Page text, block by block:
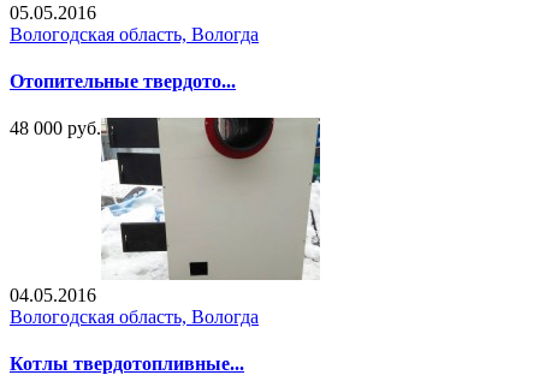
05.05.2016
Вологодская область, Вологда
Отопительные твердото...
48 000 руб.
04.05.2016
Вологодская область, Вологда
Котлы твердотопливные...